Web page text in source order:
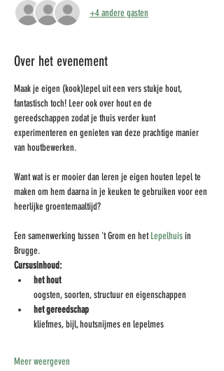
+4 andere gasten
Over het evenement
Maak je eigen (kook)lepel uit een vers stukje hout,
fantastisch toch! Leer ook over hout en de
gereedschappen zodat je thuis verder kunt
experimenteren en genieten van deze prachtige manier
van houtbewerken.
Want wat is er mooier dan leren je eigen houten lepel te
maken om hem daarna in je keuken te gebruiken voor een
heerlijke groentemaaltijd?
Een samenwerking tussen 't Grom en het Lepelhuis in
Brugge.
Cursusinhoud:
het hout
oogsten, soorten, structuur en eigenschappen
het gereedschap
kliefmes, bijl, houtsnijmes en lepelmes
Meer weergeven